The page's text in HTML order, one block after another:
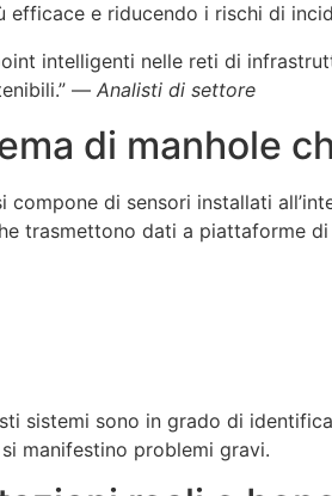
e riducendo i rischi di
intelligenti nelle reti di
— Analisti di settore
di manhole
compone di sensori installati
trasmettono dati a piattaforme
sistemi sono in grado di
manifestino problemi gravi.